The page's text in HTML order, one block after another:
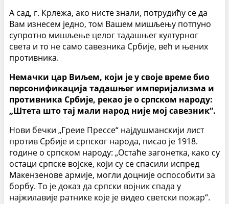
А сад, г. Крлежа, ако нисте знали, потрудићу се да
Вам изнесем једно, том Вашем мишљењу потпуно
супротно мишљење целог тадашњег културног
света и то не само савезника Србије, већ и њених
противника.
Немачки цар Виљем, који је у своје време био
персонификација тадашњег империјализма и
противника Србије, рекао је о српском народу:
„Штета што тај мали народ није мој савезник“.
Нови бечки „Греие Прессе“ најдушманскији лист
против Србије и српског народа, писао је 1918.
године о српском народу: „Остаће загонетка, како су
остаци српске војске, који су се спасили испред
Макензенове армије, могли доцније оспособити за
борбу. То је доказ да српски војник спада у
најжилавије ратнике које је видео светски пожар“.